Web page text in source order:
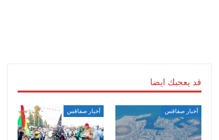
قد يعجبك ايضا
أخبار صفاقس أخبار صفاقس